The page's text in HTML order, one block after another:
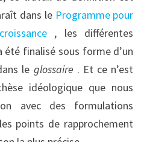
dans le Programme pour
, les différentes
finalisé sous forme d’un
le glossaire . Et ce n’est
idéologique que nous
avec des formulations
points de rapprochement